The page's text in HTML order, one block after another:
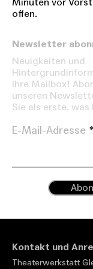
offen.
Newsletter
Neuigkeiten und
Ihre Mailbox!
unseren
Sie als erste, was
E-Mail-Adresse
Kontakt und
Theaterwerkstatt